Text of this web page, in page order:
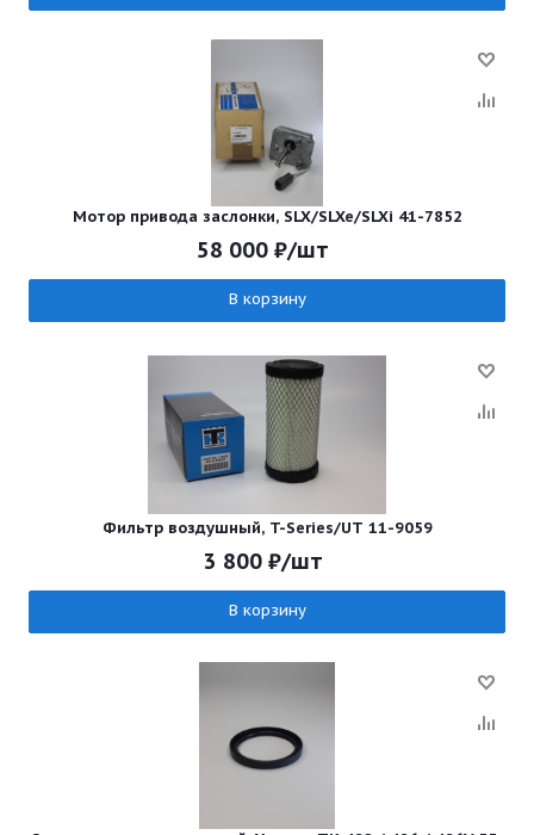
Мотор привода заслонки, SLX/SLXe/SLXi 41-7852
58 000 ₽/шт
В корзину
Фильтр воздушный, T-Series/UT 11-9059
3 800₽/шт
В корзину